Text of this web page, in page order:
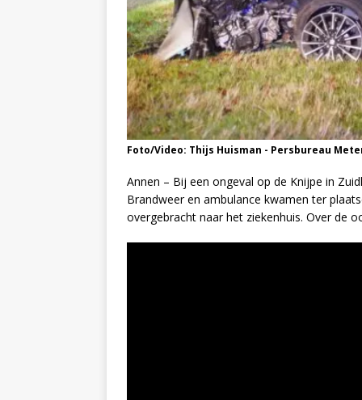
Foto/Video: Thijs Huisman - Persbureau
Annen – Bij een ongeval op de Knijpe in
Brandweer en ambulance kwamen ter
overgebracht naar het ziekenhuis. Over de